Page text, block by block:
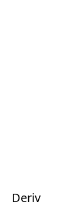
Deriv